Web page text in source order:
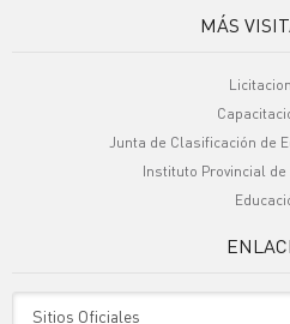
MÁS
Junta de Clasificación de
Instituto Provincial de